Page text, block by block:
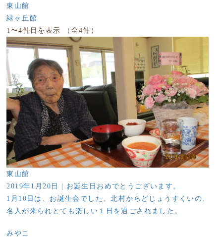
東山館
緑ヶ丘館
1〜4件目を表示
（全4件）
東山館
2019年1月20日
| お誕生日おめでとうございます。
1月10日は、お誕生会でした。北村からどじょうすくいの、
名人が来られとても楽しい１日を過ごされました。
みやこ